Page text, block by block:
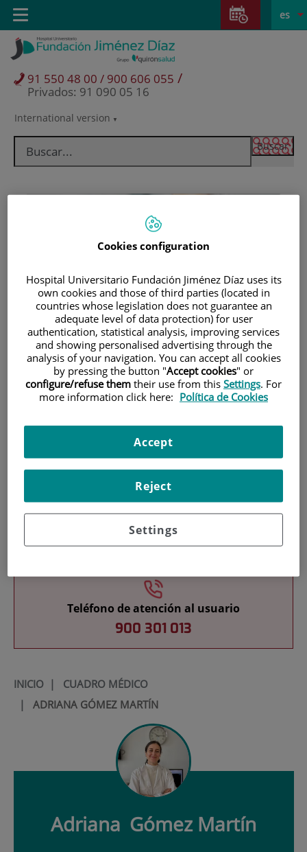
Saltar al contenido
Saltar
contenido
Selector
idioma
activo
es
International version
91 550 48 00 / 900 606 055 /
Privados: 91 090 05 16
Toggle
navigation
Pacientes y visitantes
Teléfono de atención al usuario
900 301 013
INICIO| CUADRO MÉDICO
| ADRIANA GÓMEZ MARTÍN
Adriana Gómez Martín
Cookies configuration
Hospital Universitario Fundación Jiménez Díaz uses its
own cookies and those of third parties (located in
countries whose legislation does not guarantee an
adequate level of data protection) for user
authentication, statistical analysis, improving services
and showing personalised advertising through the
analysis of your navigation. You can accept all cookies
by pressing the button "Accept cookies" or
configure/refuse them their use from this Settings. For
more information click here: Política de Cookies
Settings
Reject
Accept